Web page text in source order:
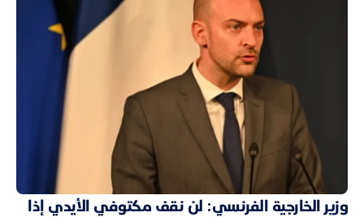
وزير الخارجية الفرنسي: لن نقف مكتوفي الأيدي إذا